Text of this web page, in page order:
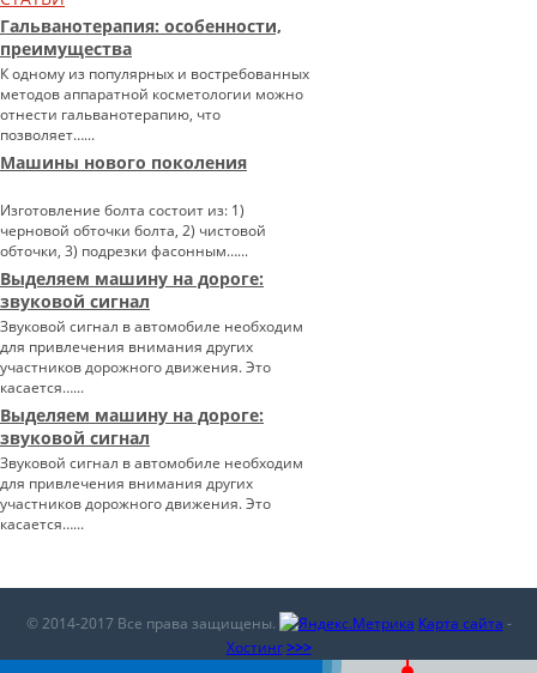
Гальванотерапия: особенности,
преимущества
К одному из популярных и востребованных
методов аппаратной косметологии можно
отнести гальванотерапию, что
позволяет…...
Машины нового поколения
Изготовление болта состоит из: 1)
черновой обточки болта, 2) чистовой
обточки, 3) подрезки фасонным…...
Выделяем машину на дороге:
звуковой сигнал
Звуковой сигнал в автомобиле необходим
для привлечения внимания других
участников дорожного движения. Это
касается…...
Выделяем машину на дороге:
звуковой сигнал
Звуковой сигнал в автомобиле необходим
для привлечения внимания других
участников дорожного движения. Это
касается…...
© 2014-2017 Все права защищены. Карта сайта -
Хостинг >>>